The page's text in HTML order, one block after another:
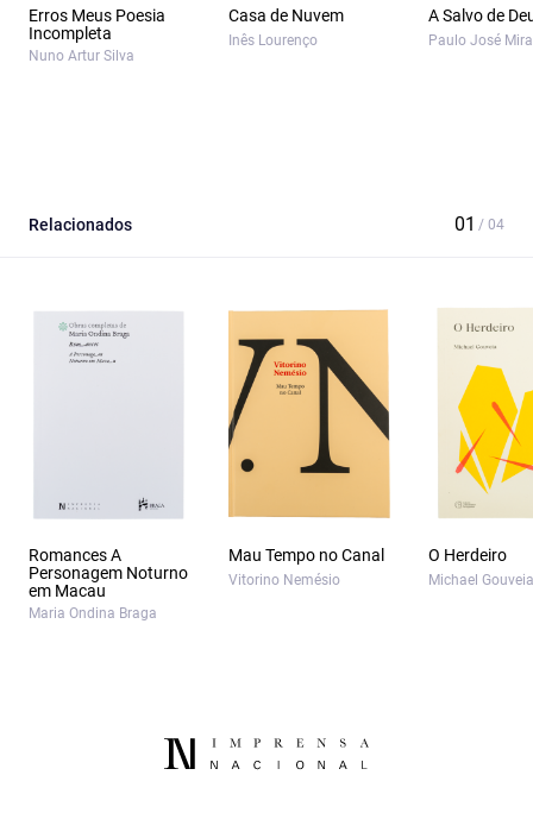
Erros Meus Poesia
Incompleta
Nuno Artur Silva
Casa de Nuvem
Inês Lourenço
A Salvo de
Paulo José
Relacionados
Romances A
Personagem Noturno
em Macau
Maria Ondina Braga
Mau Tempo no Canal
Vitorino Nemésio
O Herdeiro
Michael Gouveia